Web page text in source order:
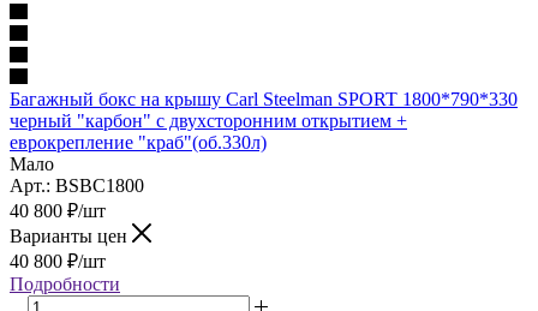
Багажный бокс на крышу Carl Steelman SPORT 1800*790*330
черный "карбон" с двухсторонним открытием +
еврокрепление "краб"(об.330л)
Мало
Арт.: BSBC1800
40 800 ₽/шт
Варианты цен
40 800 ₽/шт
Подробности